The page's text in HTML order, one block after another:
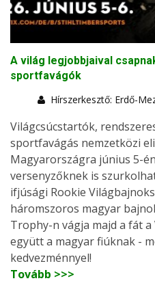
A világ legjobbjaival
sportfavágók
Hírszerkesztő: Erdő-
Világcsúcstartók,
sportfavágás nemzetközi
Magyarországra június 5-
versenyzőknek is
ifjúsági Rookie
háromszoros magyar
Trophy-n vágja majd a fát
együtt a magyar fiúknak -
kedvezménnyel!
Tovább >>>